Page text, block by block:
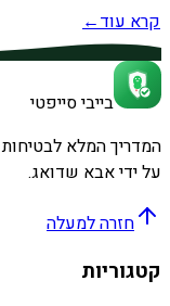
קרא עוד←
בייבי סייפטי
המדריך המלא לבטיחות
על ידי אבא שדואג.
חזרה למעלה
קטגוריות